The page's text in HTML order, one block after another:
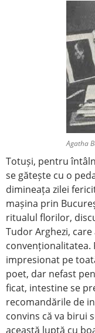
Agatha
Totuși, pentru
se gătește cu o
dimineața zilei
mașina prin
ritualul florilor,
Tudor Arghezi,
convenționalitatea.
impresionat pe
poet, dar nefast
ficat, intestine se
recomandările de
convins că va birui
această luptă cu